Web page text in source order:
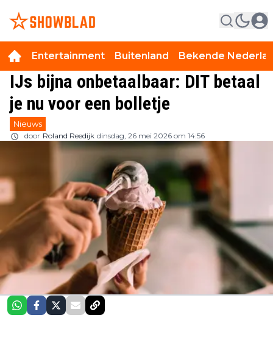
Entertainment Buitenland Bekende
IJs bijna onbetaalbaar: DIT betaal
je nu voor een bolletje
Nieuws
door Roland Reedijk dinsdag, 26 mei 2026 om 14:56